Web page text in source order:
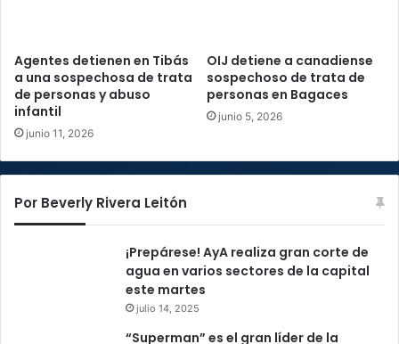
Agentes detienen en Tibás
a una sospechosa de trata
de personas y abuso
infantil
junio 11, 2026
OIJ detiene a canadiense
sospechoso de trata de
personas en Bagaces
junio 5, 2026
Por Beverly Rivera Leitón
¡Prepárese! AyA realiza gran corte de
agua en varios sectores de la capital
este martes
julio 14, 2025
“Superman” es el gran líder de la